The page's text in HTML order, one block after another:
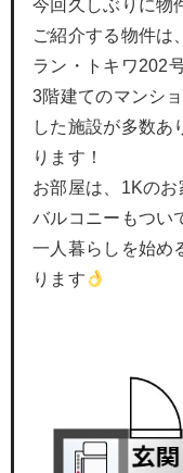
今回久しぶりに物
ご紹介する物件は
ラン・トキワ202
3階建てのマンシ
した施設が多数あ
ります！
お部屋は、1Kのお
バルコニーもつい
一人暮らしを始め
ります